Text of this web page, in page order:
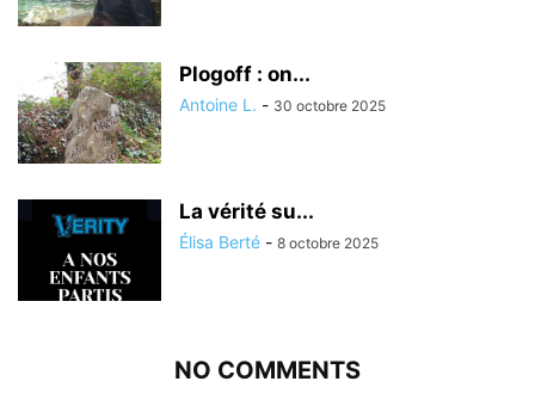
Plogoff : on...
Antoine L. - 30 octobre 2025
La vérité su...
Élisa Berté - 8 octobre 2025
NO COMMENTS